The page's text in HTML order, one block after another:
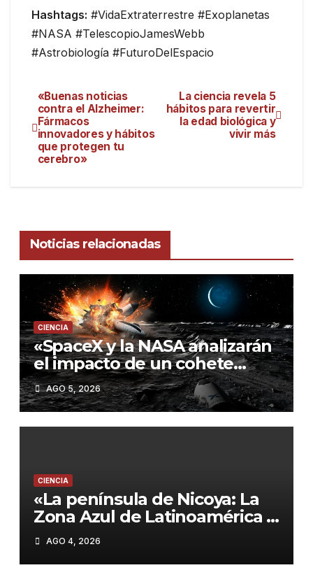
Hashtags: #VidaExtraterrestre #Exoplanetas
#NASA #TelescopioJamesWebb
#Astrobiología #FuturoDelEspacio
La ciencia revela 5
hábitos para revertir
la edad biológica y
vivir más
«Buenas noticias
contra el Alzheimer:
Fármacos
innovadores y hábitos
que protegen tu
cerebro»
Noticias relacionadas
CIENCIA
«SpaceX y la NASA analizarán
el impacto de un cohete
contra la Luna este
miércoles»
AGO 5, 2026
CIENCIA
«La península de Nicoya: La
Zona Azul de Latinoamérica y
sus claves para una vida
larga»
AGO 4, 2026